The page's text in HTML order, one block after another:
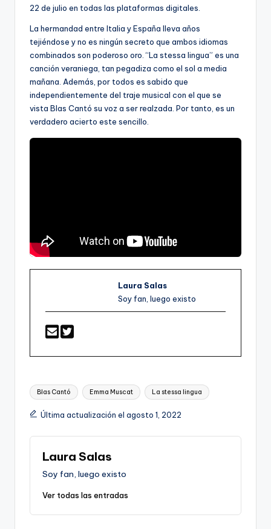
22 de julio en todas las plataformas digitales.
La hermandad entre Italia y España lleva años
tejiéndose y no es ningún secreto que ambos idiomas
combinados son poderoso oro. “La stessa lingua” es una
canción veraniega, tan pegadiza como el sol a media
mañana. Además, por todos es sabido que
independientemente del traje musical con el que se
vista Blas Cantó su voz a ser realzada. Por tanto, es un
verdadero acierto este sencillo.
Laura Salas
Soy fan, luego existo
Etiquetas:
Blas Cantó Emma Muscat La stessa lingua
Última actualización el agosto 1, 2022
Laura Salas
Soy fan, luego existo
Ver todas las entradas